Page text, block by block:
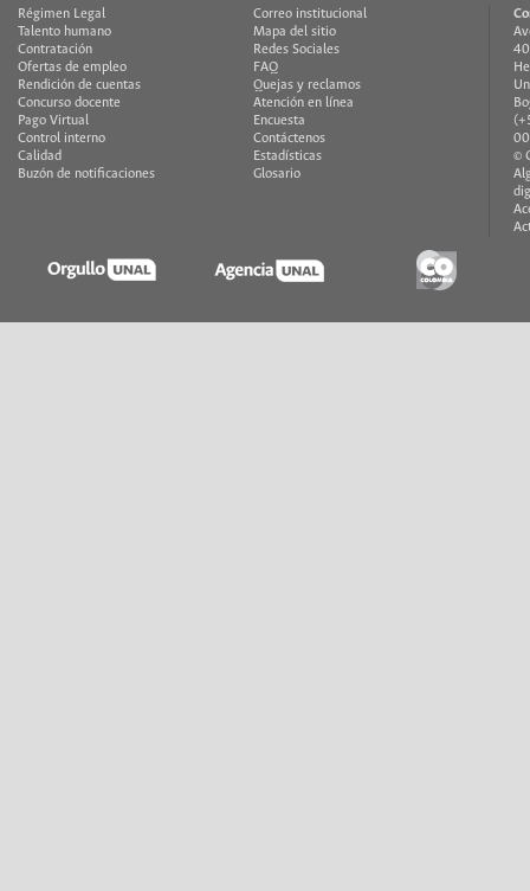
Régimen Legal
Talento humano
Contratación
Ofertas de empleo
Rendición de cuentas
Concurso docente
Pago Virtual
Control interno
Calidad
Buzón de notificaciones
Correo institucional
Mapa del sitio
Redes Sociales
FAQ
Quejas y reclamos
Atención en línea
Encuesta
Contáctenos
Estadísticas
Glosario
©